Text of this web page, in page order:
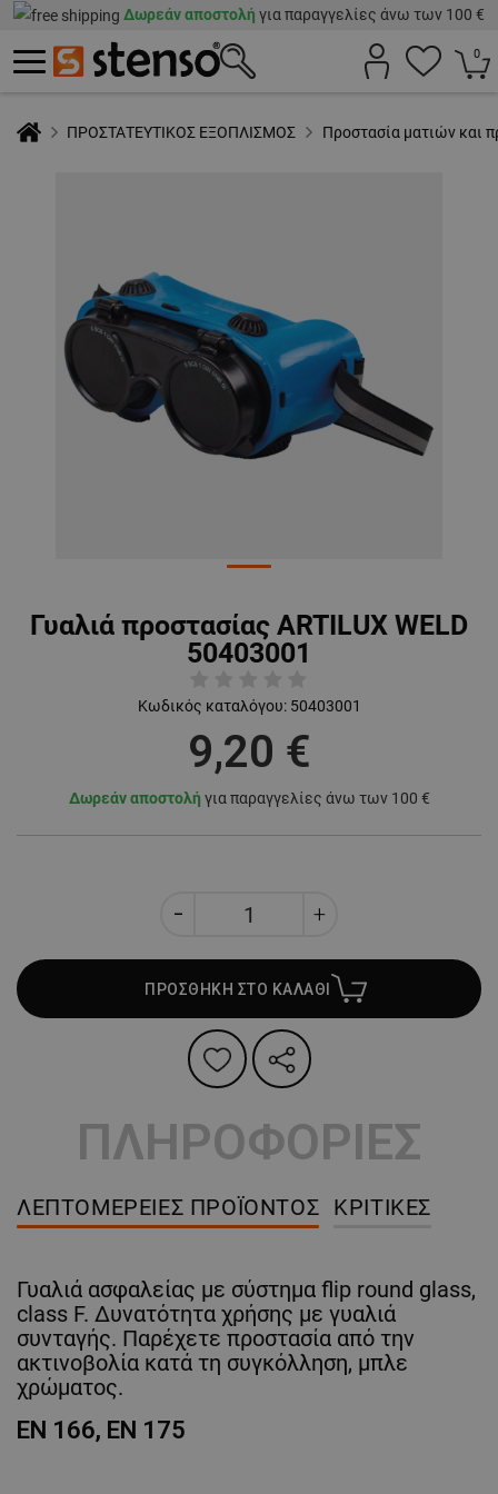
Δωρεάν αποστολή για παραγγελίες άνω των 100 €
0
ΠΡΟΣΤΑΤΕΥΤΙΚΟΣ ΕΞΟΠΛΙΣΜΟΣ Προστασία ματιών και
Γυαλιά προστασίας ARTILUX WELD
50403001
Κωδικός καταλόγου: 50403001
9,20 €
Δωρεάν αποστολή για παραγγελίες άνω των 100 €
ΠΡΟΣΘΗΚΗ ΣΤΟ ΚΑΛΑΘΙ
ΠΛΗΡΟΦΟΡΙΕΣ
ΛΕΠΤΟΜΈΡΕΙΕΣ ΠΡΟΪΌΝΤΟΣ ΚΡΙΤΙΚΈΣ
Γυαλιά ασφαλείας με σύστημα flip round glass,
class F. Δυνατότητα χρήσης με γυαλιά
συνταγής. Παρέχετε προστασία από την
ακτινοβολία κατά τη συγκόλληση, μπλε
χρώματος.
EN 166, EN 175